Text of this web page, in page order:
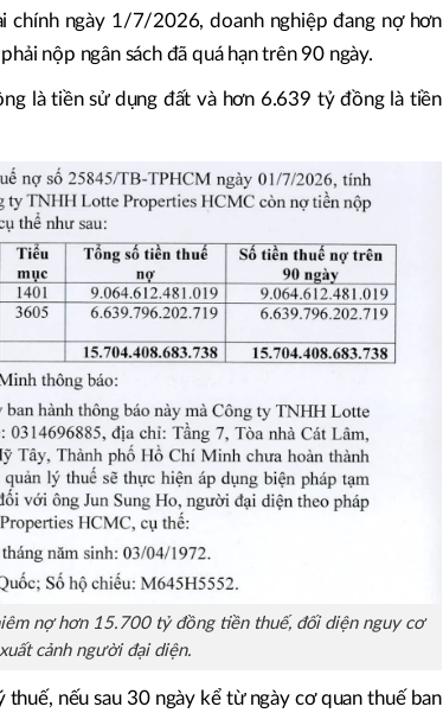
chính ngày 1/7/2026, doanh nghiệp đang nợ hơn
nộp ngân sách đã quá hạn trên 90 ngày.
là tiền sử dụng đất và hơn 6.639 tỷ đồng là tiền
nợ hơn 15.700 tỷ đồng tiền thuế, đối diện nguy cơ
cảnh người đại diện.
nếu sau 30 ngày kể từ ngày cơ quan thuế ban